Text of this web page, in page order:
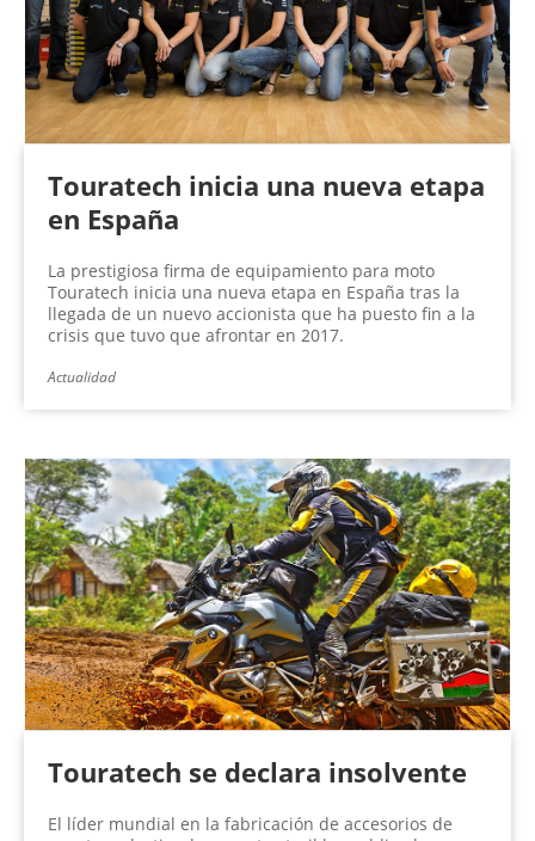
Touratech inicia una nueva etapa
en España
La prestigiosa firma de equipamiento para moto
Touratech inicia una nueva etapa en España tras la
llegada de un nuevo accionista que ha puesto fin a la
crisis que tuvo que afrontar en 2017.
Actualidad
Touratech se declara insolvente
El líder mundial en la fabricación de accesorios de